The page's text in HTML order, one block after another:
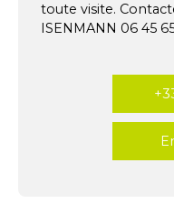
toute visite.
ISENMANN 06 45